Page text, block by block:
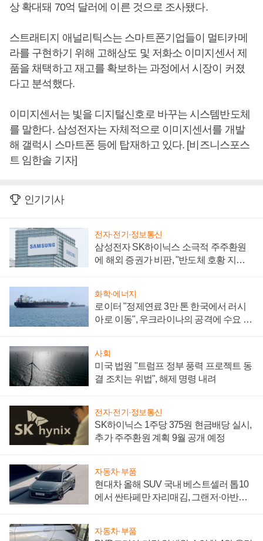
상 확대돼 70억 달러에 이른 것으로 조사됐다.
스트래티지 애널리틱스는 스마트폰기업들이 멀티카메
라를 구현하기 위해 고해상도 및 저화소 이미지센서 제
품을 채택하고 재고를 확보하는 과정에서 시장이 커졌
다고 분석했다.
이미지센서는 빛을 디지털신호로 바꾸는 시스템반도체
를 말한다. 삼성전자는 자체적으로 이미지센서를 개발
해 갤럭시 스마트폰 등에 탑재하고 있다. [비즈니스포스
트 임한솔 기자]
인기기사
전자·전기·정보통신
삼성전자 SK하이닉스 소극적 주주환원
에 해외 증권가 비판, "반도체 호황 지속
화학·에너지
로이터 "정제연료 3만 톤 한국에서 러시
아로 이동", 우크라이나의 공격에 수요 늘
사회
미국 법원 "트럼프 정부 풍력 프로젝트 동
결 조치는 위법", 해제 명령 내려
전자·전기·정보통신
SK하이닉스 1주당 375원 현금배당 실시,
추가 주주환원 계획 9월 공개 예정
자동차·부품
현대차 올해 SUV 국내 베스트셀러 톱10
에서 싼타페만 자리매김, 그랜저·아반떼
자동차·부품